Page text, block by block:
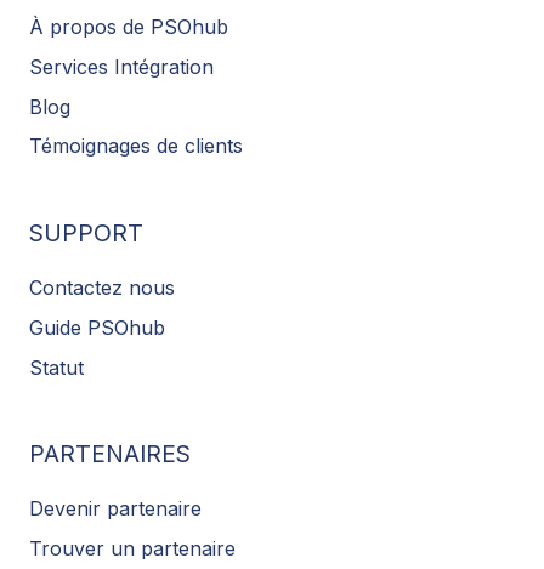
À propos de PSOhub
Services Intégration
Blog
Témoignages de clients
SUPPORT
Contactez nous
Guide PSOhub
Statut
PARTENAIRES
Devenir partenaire
Trouver un partenaire